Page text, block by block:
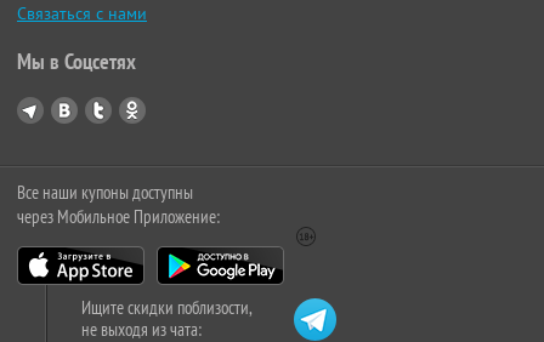
Связаться с нами
Мы в Соцсетях
Все наши купоны доступны
через Мобильное Приложение:
Ищите скидки поблизости,
не выходя из чата: